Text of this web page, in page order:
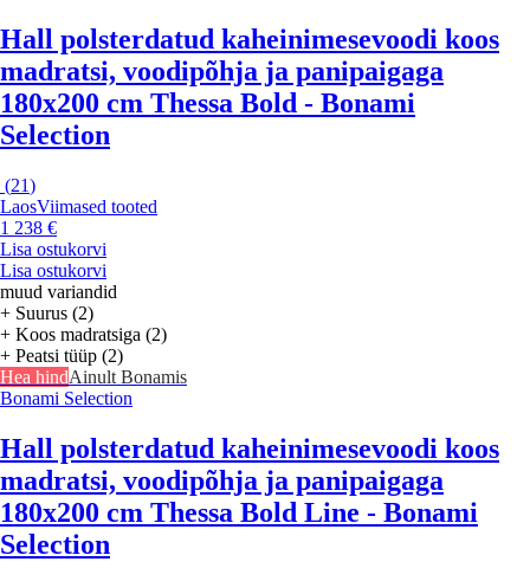
Hall polsterdatud kaheinimesevoodi koos
madratsi, voodipõhja ja panipaigaga
180x200 cm Thessa Bold - Bonami
Selection
(21)
LaosViimased tooted
1 238 €
Lisa ostukorvi
Lisa ostukorvi
muud variandid
+ Suurus (2)
+ Koos madratsiga (2)
+ Peatsi tüüp (2)
Hea hindAinult Bonamis
Bonami Selection
Hall polsterdatud kaheinimesevoodi koos
madratsi, voodipõhja ja panipaigaga
180x200 cm Thessa Bold Line - Bonami
Selection